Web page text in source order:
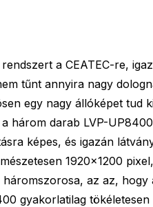
a CEATEC-re,
tűnt annyira nagy
egy nagy állóképet tud
három darab LVP-
képes, és igazán
1920×1200
az az,
gyakorlatilag